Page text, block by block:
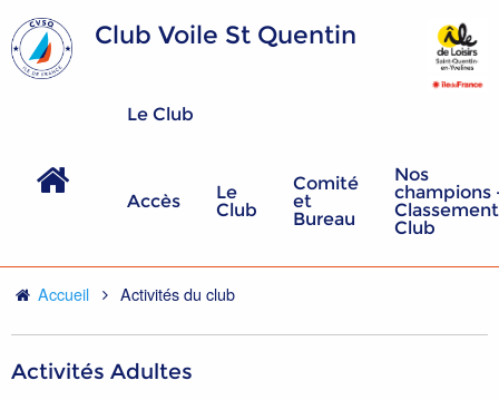
Club Voile St Quentin
Le Club
Accès
Le
Club
Comité
et
Bureau
Nos
champions
Club
Accueil Activités du club
Activités Adultes